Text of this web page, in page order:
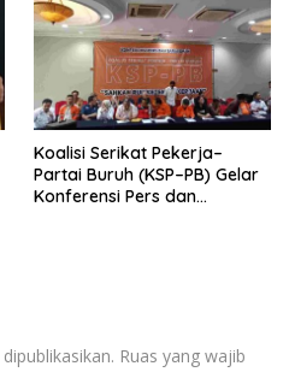
Tema: “Penguatan dan
Pengembangan Organisasi
KBI yang Berbasis Riset di
seluruh Indonesia dan
Mancanegara”.
Koalisi Serikat Pekerja–
Partai Buruh (KSP–PB) Gelar
Konferensi Pers dan
Ruas yang wajib